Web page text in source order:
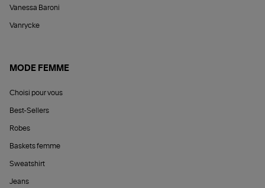
Vanessa Baroni
Vanrycke
MODE FEMME
Choisi pour vous
Best-Sellers
Robes
Baskets femme
Sweatshirt
Jeans